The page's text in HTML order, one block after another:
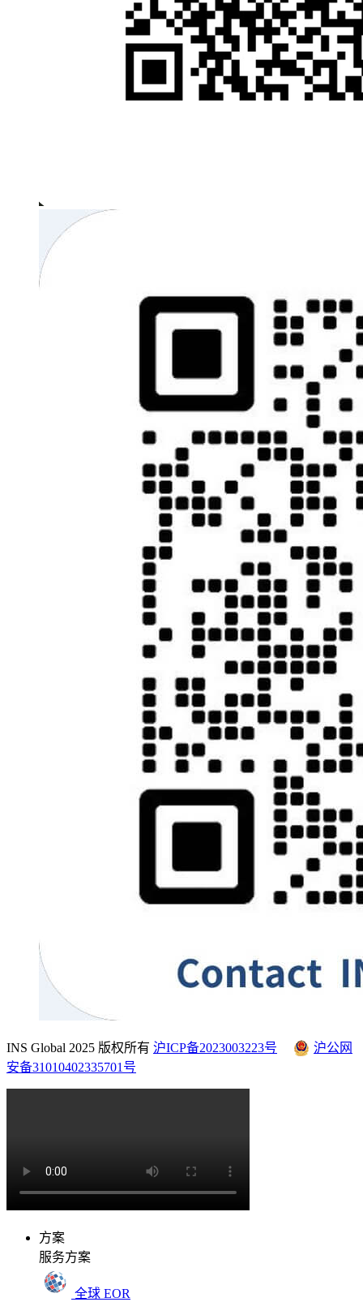
INS Global 2025 版权所有 沪ICP备2023003223号
沪公网
安备31010402335701号
方案
服务方案
全球 EOR